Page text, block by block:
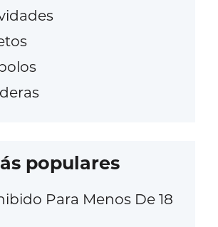
populares
Para Menos De 18